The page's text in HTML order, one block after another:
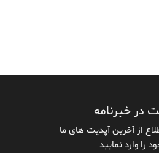
در خبرنامه
از آخرین آپدیت های ما
را وارد نمایید